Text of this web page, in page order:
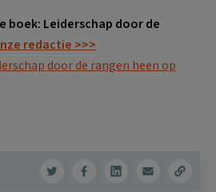
boek: Leiderschap door de
redactie >>>
door de rangen heen op